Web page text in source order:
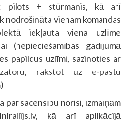
pilots + stūrmanis, kā arī
nodrošināta vienam komandas
iekļauta viena uzlīme
(nepieciešamības gadījumā
papildus uzlīmi, sazinoties ar
rakstot uz e-pastu
)
par sacensību norisi, izmaiņām
kā arī aplikācijā